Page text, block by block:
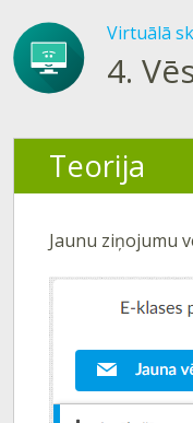
Virtuālā
4.
Teorija
Jaunu ziņojumu